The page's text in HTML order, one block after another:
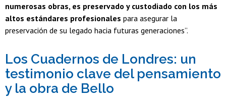
numerosas obras, es preservado y custodiado con los más
altos estándares profesionales para asegurar la
preservación de su legado hacia futuras generaciones”.
Los Cuadernos de Londres: un
testimonio clave del pensamiento
y la obra de Bello